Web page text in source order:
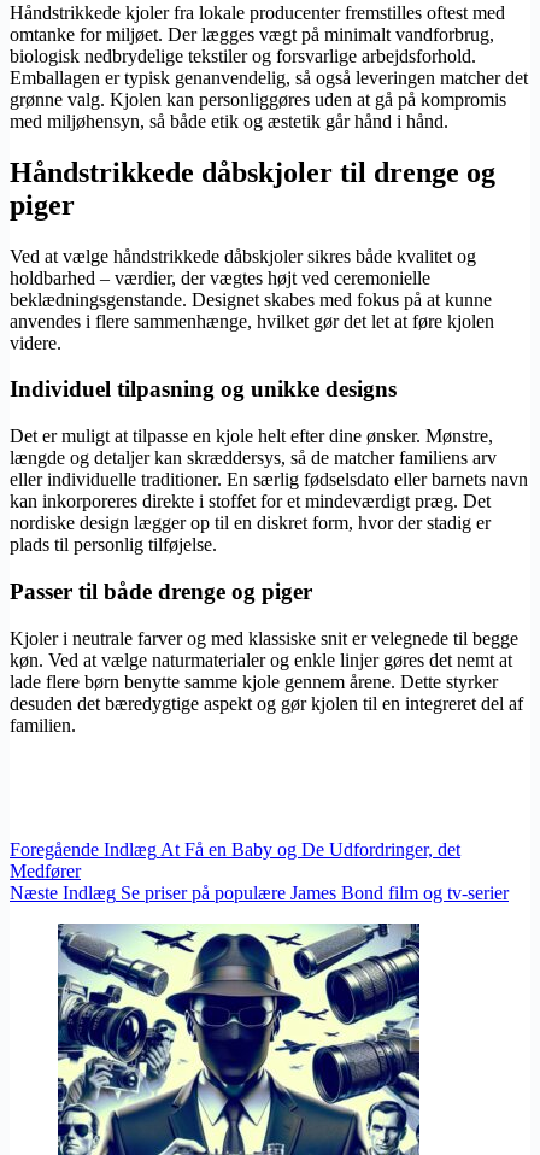
Håndstrikkede kjoler fra lokale producenter fremstilles oftest med
omtanke for miljøet. Der lægges vægt på minimalt vandforbrug,
biologisk nedbrydelige tekstiler og forsvarlige arbejdsforhold.
Emballagen er typisk genanvendelig, så også leveringen matcher det
grønne valg. Kjolen kan personliggøres uden at gå på kompromis
med miljøhensyn, så både etik og æstetik går hånd i hånd.
Håndstrikkede dåbskjoler til drenge og
piger
Ved at vælge håndstrikkede dåbskjoler sikres både kvalitet og
holdbarhed – værdier, der vægtes højt ved ceremonielle
beklædningsgenstande. Designet skabes med fokus på at kunne
anvendes i flere sammenhænge, hvilket gør det let at føre kjolen
videre.
Individuel tilpasning og unikke designs
Det er muligt at tilpasse en kjole helt efter dine ønsker. Mønstre,
længde og detaljer kan skræddersys, så de matcher familiens arv
eller individuelle traditioner. En særlig fødselsdato eller barnets navn
kan inkorporeres direkte i stoffet for et mindeværdigt præg. Det
nordiske design lægger op til en diskret form, hvor der stadig er
plads til personlig tilføjelse.
Passer til både drenge og piger
Kjoler i neutrale farver og med klassiske snit er velegnede til begge
køn. Ved at vælge naturmaterialer og enkle linjer gøres det nemt at
lade flere børn benytte samme kjole gennem årene. Dette styrker
desuden det bæredygtige aspekt og gør kjolen til en integreret del af
familien.
Foregående Indlæg At Få en Baby og De Udfordringer, det
Medfører
Næste Indlæg Se priser på populære James Bond film og tv-serier